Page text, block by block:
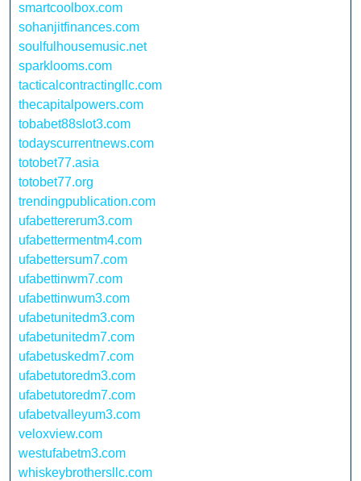
smartcoolbox.com
sohanjitfinances.com
soulfulhousemusic.net
sparklooms.com
tacticalcontractingllc.com
thecapitalpowers.com
tobabet88slot3.com
todayscurrentnews.com
totobet77.asia
totobet77.org
trendingpublication.com
ufabettererum3.com
ufabettermentm4.com
ufabettersum7.com
ufabettinwm7.com
ufabettinwum3.com
ufabetunitedm3.com
ufabetunitedm7.com
ufabetuskedm7.com
ufabetutoredm3.com
ufabetutoredm7.com
ufabetvalleyum3.com
veloxview.com
westufabetm3.com
whiskeybrothersllc.com